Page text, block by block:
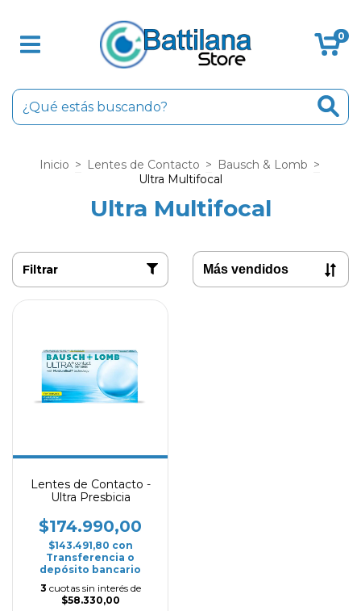
0
Inicio > Lentes de Contacto > Bausch & Lomb >
Ultra Multifocal
Ultra Multifocal
Filtrar
Lentes de Contacto -
Ultra Presbicia
$174.990,00
$143.491,80 con
Transferencia o
depósito bancario
3 cuotas sin interés de
$58.330,00